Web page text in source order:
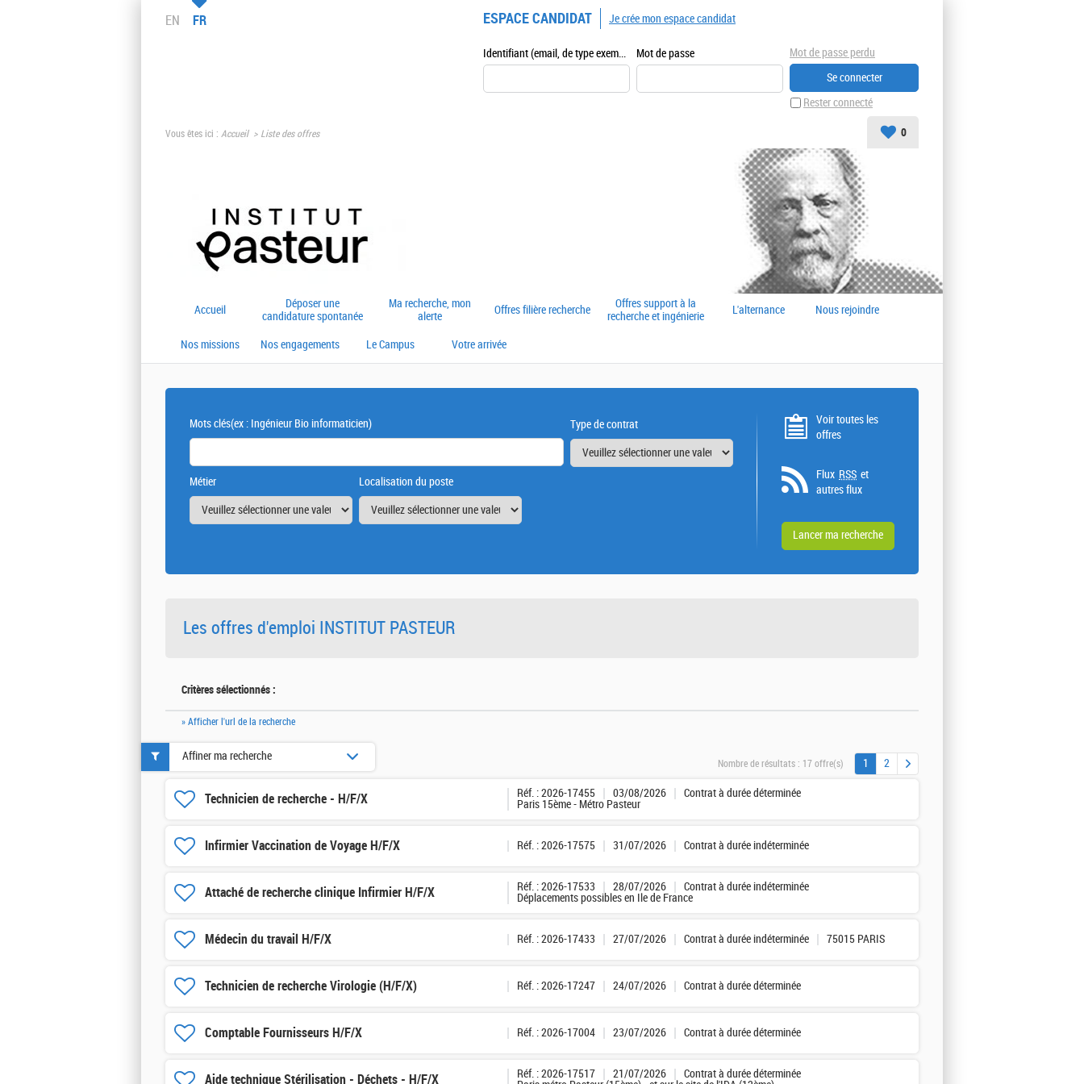
EN FR ESPACE CANDIDAT
Identifiant (email, de type exemple@exemple.fr) Mot de passe
Rester connecté
Mot de passe perdu
Je crée mon espace candidat
Vous êtes ici : Accueil Liste des offres 0
Accueil
Déposer une
candidature spontanée
Ma recherche, mon
alerte
Offres filière recherche
Offres support à la
recherche et ingénierie
L'alternance Nous rejoindre
Nos missions Nos engagements Le Campus Votre arrivée
Mots clés(ex : Ingénieur Bio informaticien) Type de contrat
Métier Localisation du poste
Voir toutes les
offres
Flux RSS et
autres flux
Les offres d'emploi INSTITUT PASTEUR
Critères sélectionnés :
» Afficher l'url de la recherche
Nombre de résultats : 17 offre(s) 1 2
Technicien de recherche - H/F/X Réf. : 2026-17455 03/08/2026
Contrat à durée déterminée
Paris 15ème - Métro Pasteur
Infirmier Vaccination de Voyage H/F/X Réf. : 2026-17575 31/07/2026 Contrat à durée indéterminée
Attaché de recherche clinique Infirmier H/F/X Réf. : 2026-17533 28/07/2026
Contrat à durée indéterminée
Déplacements possibles en Ile de France
Médecin du travail H/F/X Réf. : 2026-17433 27/07/2026 Contrat à durée indéterminée 75015 PARIS
Technicien de recherche Virologie (H/F/X) Réf. : 2026-17247 24/07/2026 Contrat à durée déterminée
Comptable Fournisseurs H/F/X Réf. : 2026-17004 23/07/2026 Contrat à durée déterminée
Aide technique Stérilisation - Déchets - H/F/X Réf. : 2026-17517 21/07/2026
Contrat à durée déterminée
Affiner ma recherche